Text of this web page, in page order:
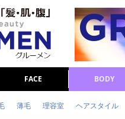
FACE BODY
薄毛 理容室 ヘアスタイル